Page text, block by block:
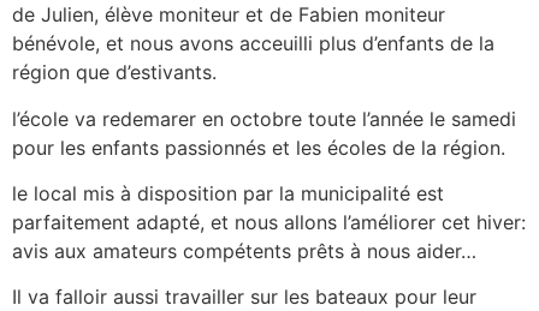
de Julien, élève moniteur et de Fabien moniteur
bénévole, et nous avons acceuilli plus d’enfants de la
région que d’estivants.
l’école va redemarer en octobre toute l’année le samedi
pour les enfants passionnés et les écoles de la région.
le local mis à disposition par la municipalité est
parfaitement adapté, et nous allons l’améliorer cet hiver:
avis aux amateurs compétents prêts à nous aider…
Il va falloir aussi travailler sur les bateaux pour leur